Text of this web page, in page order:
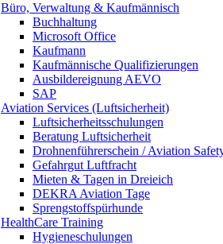
Büro, Verwaltung & Kaufmännisch
Buchhaltung
Microsoft Office
Kaufmann
Kaufmännische Qualifizierungen
Ausbildereignung AEVO
SAP
Aviation Services (Luftsicherheit)
Luftsicherheitsschulungen
Beratung Luftsicherheit
Drohnenführerschein / Aviation
Gefahrgut Luftfracht
Mieten & Tagen in Dreieich
DEKRA Aviation Tage
Sprengstoffspürhunde
HealthCare Training
Hygieneschulungen